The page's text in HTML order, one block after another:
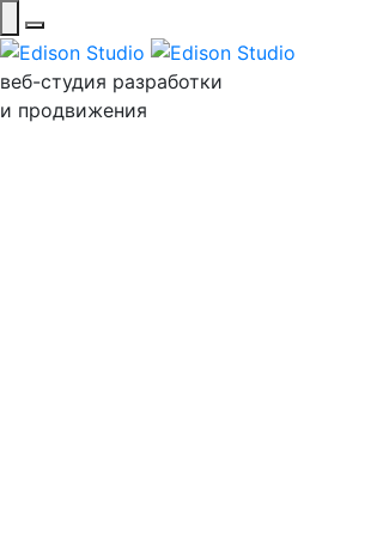
веб-студия разработки
и продвижения